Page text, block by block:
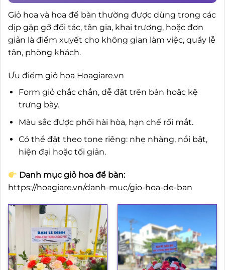
Giỏ hoa và hoa để bàn thường được dùng trong các
dịp gặp gỡ đối tác, tân gia, khai trương, hoặc đơn
giản là điểm xuyết cho không gian làm việc, quầy lễ
tân, phòng khách.
Ưu điểm giỏ hoa Hoagiare.vn
Form giỏ chắc chắn, dễ đặt trên bàn hoặc kệ
trưng bày.
Màu sắc được phối hài hòa, hạn chế rối mắt.
Có thể đặt theo tone riêng: nhẹ nhàng, nổi bật,
hiện đại hoặc tối giản.
Danh mục giỏ hoa để bàn:
https://hoagiare.vn/danh-muc/gio-hoa-de-ban